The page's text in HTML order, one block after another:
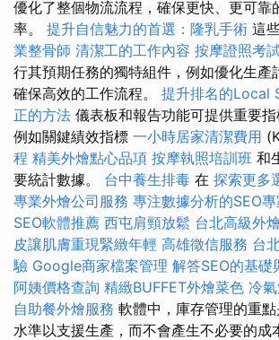
優化了整個物流流程，確保更快、更可靠
率。 提升自信魅力的首選：隆乳手術 這
業整骨師 清潔工的工作內容 按摩證照考
行其預期任務的獨特組件，例如優化生產
確保高效的工作流程。 提升排名的Local
正的方法 儀表板和報告功能可提供重要指
例如關鍵績效指標 一小時居家清潔費用
程 精美外燴點心品項 按摩執照培訓班 和
要統計數據。 台中養生排毒 在 探索更多
專業外燴公司服務 專注數據分析的SEO專
SEO軟體推薦 西屯肩頸放鬆 台北高級外
皮讓肌膚重現緊緻年輕 高雄徵信服務 台
驗 Google商家檔案管理 解答SEO的基礎
阿姨價格查詢 精緻BUFFET外燴菜色 冷
自助餐外燴服務 軟體中，庫存管理的重
水準以支援生產，而不會產生不必要的成